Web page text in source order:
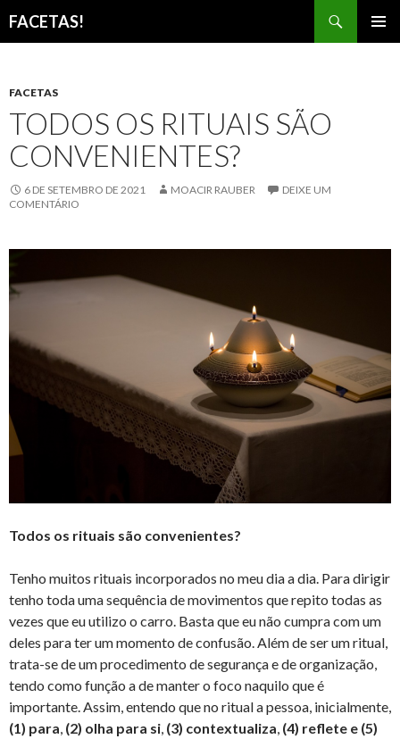
FACETAS!
CONTEÚDO
FACETAS
TODOS OS RITUAIS SÃO
CONVENIENTES?
6 DE SETEMBRO DE 2021 MOACIR RAUBER
DEIXE UM
COMENTÁRIO
Todos os rituais são convenientes?
Tenho muitos rituais incorporados no meu dia a dia. Para dirigir
tenho toda uma sequência de movimentos que repito todas as
vezes que eu utilizo o carro. Basta que eu não cumpra com um
deles para ter um momento de confusão. Além de ser um ritual,
trata-se de um procedimento de segurança e de organização,
tendo como função a de manter o foco naquilo que é
importante. Assim, entendo que no ritual a pessoa, inicialmente,
(1) para (2) olha para si (3) contextualiza (4) reflete e (5)